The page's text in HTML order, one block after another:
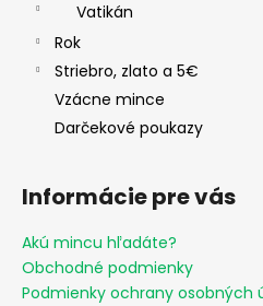
Vatikán
Rok
Striebro, zlato a 5€
Vzácne mince
Darčekové poukazy
Informácie pre vás
Akú mincu hľadáte?
Obchodné podmienky
Podmienky ochrany osobných